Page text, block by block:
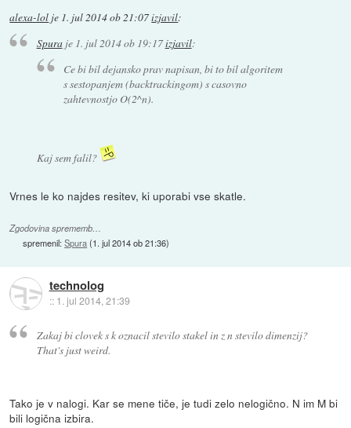
alexa-lol je 1. jul 2014 ob 21:07izjavil:
Spuraje 1. jul 2014 ob 19:17izjavil:
Ce bi bil dejansko prav napisan, bi to bil algoritem
s sestopanjem (backtrackingom) s casovno
zahtevnostjo O(2^n).
Kaj sem falil?
Vrnes le ko najdes resitev, ki uporabi vse skatle.
Zgodovina sprememb…
spremenil:Spura(1. jul 2014 ob 21:36)
technolog
:: 1. jul 2014, 21:39
Zakaj bi clovek s k oznacil stevilo stakel in z n stevilo dimenzij?
That's just weird.
Tako je v nalogi. Kar se mene tiče, je tudi zelo nelogično. N im M bi
bili logična izbira.